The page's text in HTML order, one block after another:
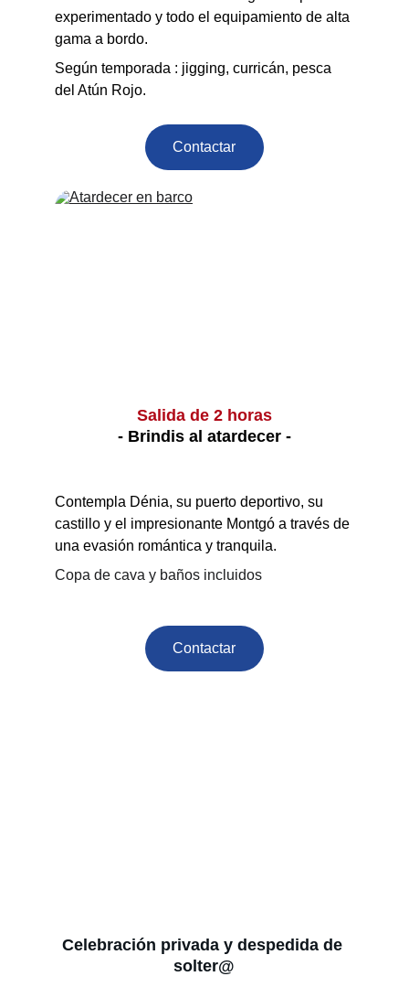
experimentado y todo el equipamiento de alta
gama a bordo.
Según temporada : jigging, curricán, pesca
del Atún Rojo.
Salida de 2 horas
- Brindis al atardecer -
Contempla Dénia, su puerto deportivo, su
castillo y el impresionante Montgó a través de
una evasión romántica y tranquila.
Copa de cava y baños incluidos
Celebración privada y despedida de
solter@
Contactar
Contactar